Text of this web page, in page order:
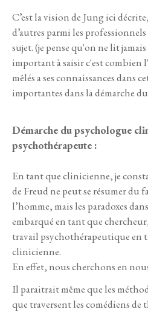
C’est la vision de Jung ici
d’autres parmi les
sujet. (je pense qu'on ne lit jamais
important à saisir c'est
mêlés a ses connaissances dans
importantes dans la démarche
Démarche du psychologue
psychothérapeute :
En tant que clinicienne, je
de Freud ne peut se résumer du
l’homme, mais les paradoxes
embarqué en tant que
travail psychothérapeutique en
clinicienne.
En effet, nous cherchons en
Il paraitrait même que les
que traversent les comédiens de